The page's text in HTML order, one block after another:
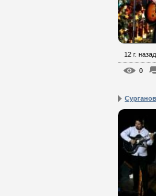
12 г. назад
0